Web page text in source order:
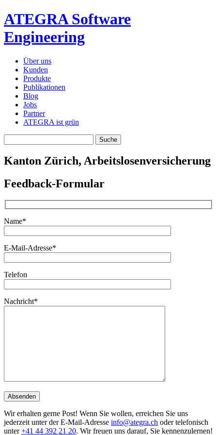
ATEGRA Software
Engineering
Über uns
Kunden
Produkte
Publikationen
Blog
Jobs
Partner
ATEGRA ist grün
Kanton Zürich, Arbeitslosenversicherung
Feedback-Formular
Name*
E-Mail-Adresse*
Telefon
Nachricht*
Wir erhalten gerne Post! Wenn Sie wollen, erreichen Sie uns
jederzeit unter der E-Mail-Adresse info@ategra.ch oder telefonisch
unter+41 44 392 21 20. Wir freuen uns darauf, Sie kennenzulernen!